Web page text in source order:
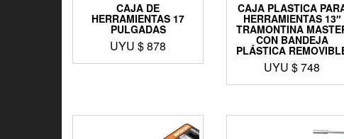
CAJA DE
HERRAMIENTAS 17
PULGADAS
UYU $878
CAJA PLASTICA
HERRAMIENTAS 13″
TRAMONTINA
CON BANDEJA
PLÁSTICA
UYU $748